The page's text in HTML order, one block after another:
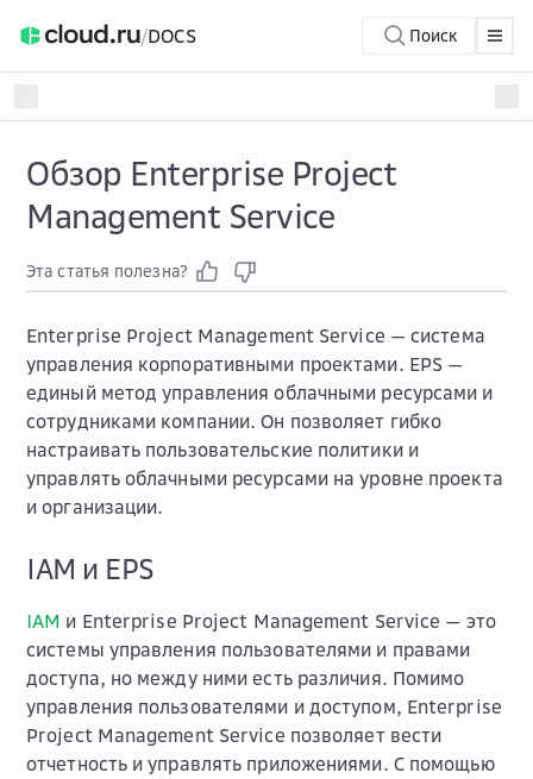
/DOCS Поиск
Обзор Enterprise Project
Management Service
Эта статья полезна?
Enterprise Project Management Service — система
управления корпоративными проектами. EPS —
единый метод управления облачными ресурсами и
сотрудниками компании. Он позволяет гибко
настраивать пользовательские политики и
управлять облачными ресурсами на уровне проекта
и организации.
IAM и EPS
IAM и Enterprise Project Management Service — это
системы управления пользователями и правами
доступа, но между ними есть различия. Помимо
управления пользователями и доступом, Enterprise
Project Management Service позволяет вести
отчетность и управлять приложениями. С помощью